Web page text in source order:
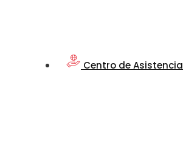
Centro de Asistencia